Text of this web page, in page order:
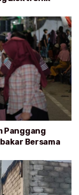
Panggang
Bersama